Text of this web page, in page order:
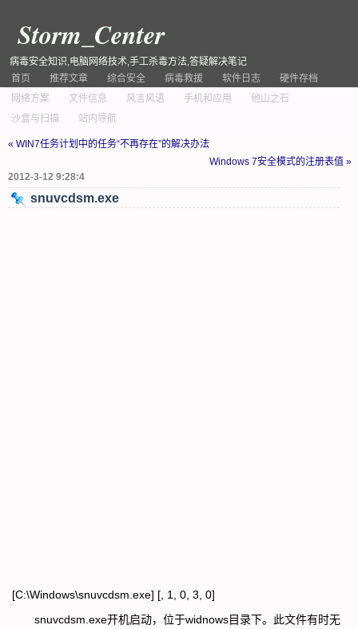
Storm_Center
病毒安全知识,电脑网络技术,手工杀毒方法,答疑解决笔记
首页
推荐文章 综合安全 病毒救援 软件日志
硬件存档
网络方案
文件信息 风言风语 手机和应用
他山之石
沙盒与扫描
站内导航
« WIN7任务计划中的任务“不再存在”的解决办法
Windows 7安全模式的注册表值 »
2012-3-12 9:28:4
snuvcdsm.exe
[C:\Windows\snuvcdsm.exe] [, 1, 0, 3, 0]
snuvcdsm.exe开机启动，位于widnows目录下。此文件有时无